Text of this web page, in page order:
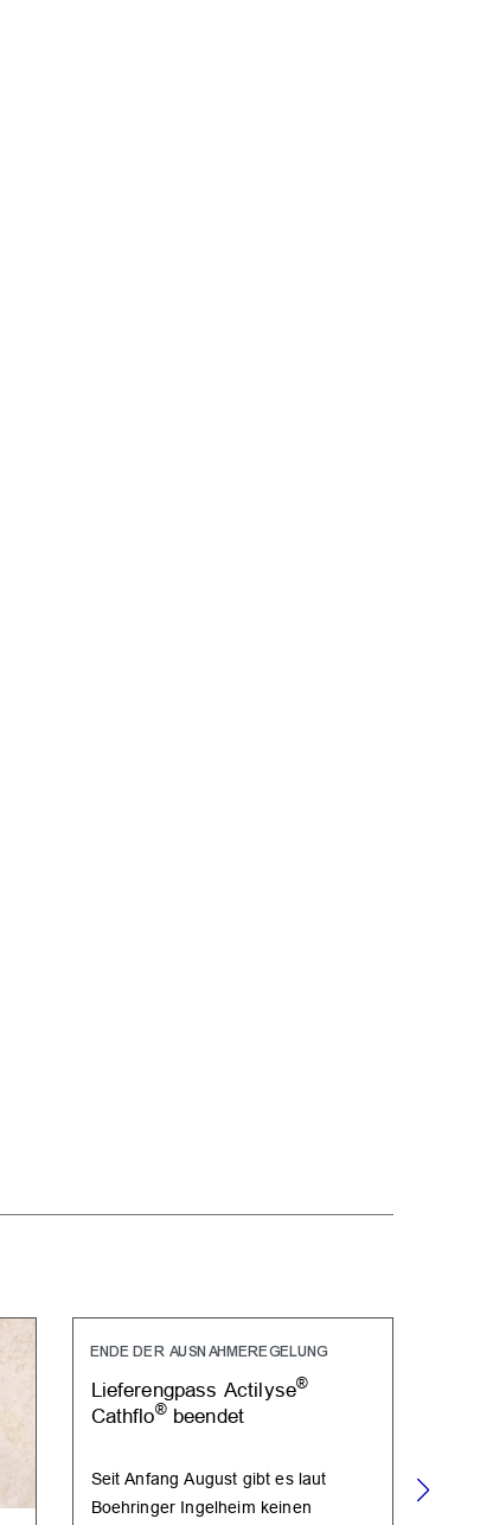
ENDE DER AUSNAHMEREGELUNG
Lieferengpass Actilyse®
Cathflo®beendet
Seit Anfang August gibt es laut
Boehringer Ingelheim keinen